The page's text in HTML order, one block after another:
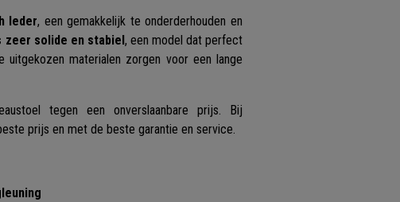
leder, een gemakkelijk te onderderhouden en
zeer solide en stabiel, een model dat perfect
materialen zorgen voor een lange
tegen een onverslaanbare prijs. Bij
prijs en met de beste garantie en service.